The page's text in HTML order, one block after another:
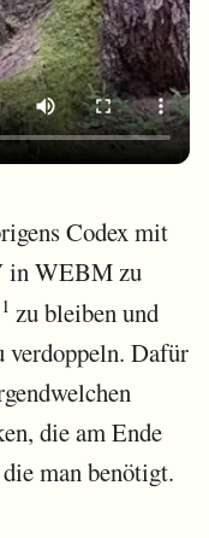
Codex mit
in WEBM zu
1 zu bleiben und
verdoppeln. Dafür
die am Ende
man benötigt.